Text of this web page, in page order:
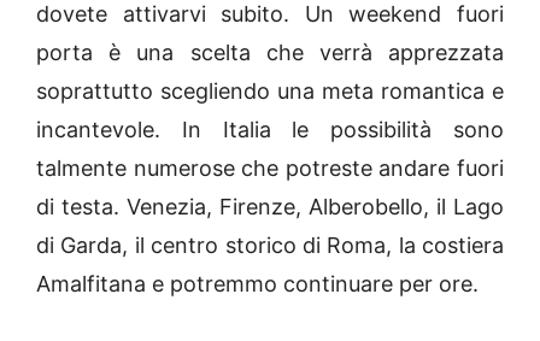
dovete attivarvi subito. Un weekend fuori
porta è una scelta che verrà apprezzata
soprattutto scegliendo una meta romantica e
incantevole. In Italia le possibilità sono
talmente numerose che potreste andare fuori
di testa. Venezia, Firenze, Alberobello, il Lago
di Garda, il centro storico di Roma, la costiera
Amalfitana e potremmo continuare per ore.